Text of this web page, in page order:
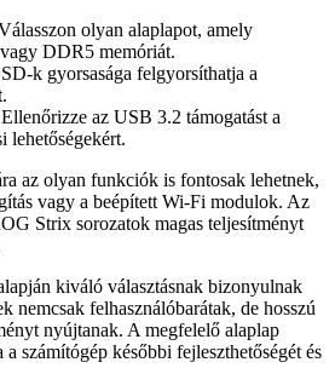
olyan alaplapot, amely
DDR5 memóriát.
k gyorsasága felgyorsíthatja a
Ellenőrizze az USB 3.2 támogatást a
lehetőségekért.
az olyan funkciók is fontosak lehetnek,
vagy a beépített Wi-Fi modulok. Az
Strix sorozatok magas teljesítményt
kiváló választásnak bizonyulnak
nemcsak felhasználóbarátak, de hosszú
nyújtanak. A megfelelő alaplap
a számítógép későbbi fejleszthetőségét és